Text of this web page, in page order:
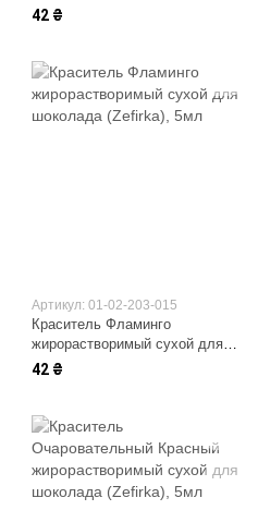
шоколада (Zefirka)
42 ₴
Артикул: 01-02-203-015
Краситель Фламинго
жирорастворимый сухой для
шоколада (Zefirka)
42 ₴